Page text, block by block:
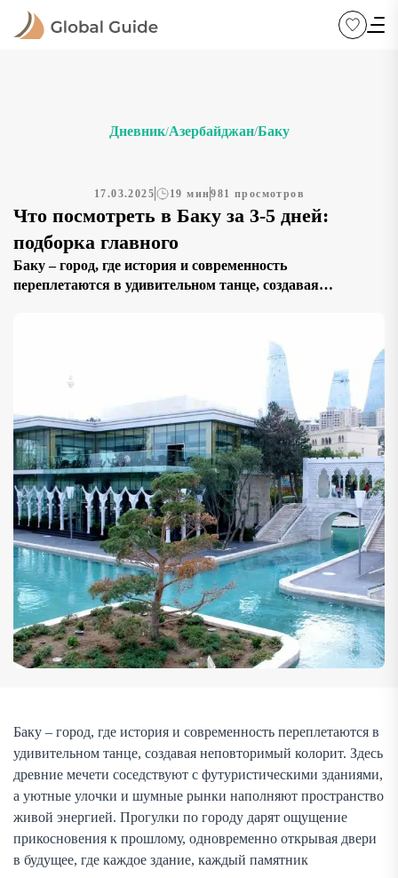
Дневник/Aзербайджан/Баку
17.03.2025 19 мин981 просмотров
Что посмотреть в Баку за 3-5 дней:
подборка главного
Баку – город, где история и современность
переплетаются в удивительном танце, создавая
улочки и шумные рынки наполняют пространство
живой энергией. Прогулки по городу дарят ощущение
прикосновения к прошлому, одновременно открывая
двери в будущее, где каждое здание, каждый памятник
рассказывают свою уникальную историю. Если вы […]
Баку – город, где история и современность переплетаются в
удивительном танце, создавая неповторимый колорит. Здесь
древние мечети соседствуют с футуристическими зданиями,
а уютные улочки и шумные рынки наполняют пространство
живой энергией. Прогулки по городу дарят ощущение
прикосновения к прошлому, одновременно открывая двери
в будущее, где каждое здание, каждый памятник